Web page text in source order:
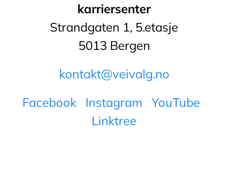
karriersenter
Strandgaten 1, 5.etasje
5013 Bergen
kontakt@veivalg.no
Facebook Instagram YouTube
Linktree